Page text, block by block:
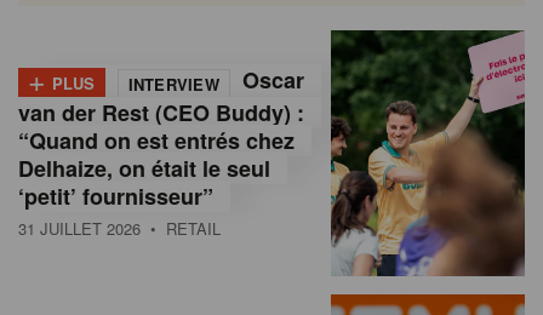
o
n
d
o
+ PLUS INTERVIEW
Oscar
van der Rest (CEO Buddy) :
“Quand on est entrés chez
Delhaize, on était le seul
‘petit’ fournisseur”
31 JUILLET 2026 • RETAIL